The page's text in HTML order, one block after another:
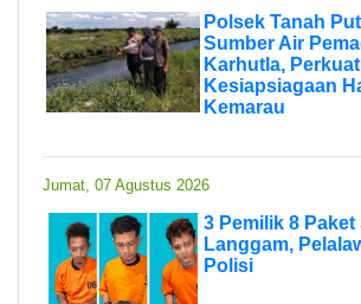
Polsek Tanah
Sumber Air
Karhutla, Perkuat
Kesiapsiagaan
Kemarau
Jumat, 07 Agustus 2026
3 Pemilik 8 Paket
Langgam,
Polisi